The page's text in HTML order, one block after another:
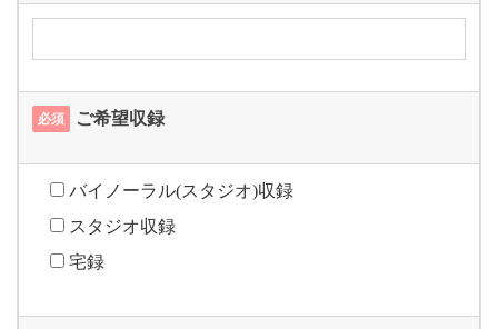
必須 ご希望収録
バイノーラル(スタジオ)収録
スタジオ収録
宅録